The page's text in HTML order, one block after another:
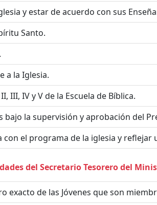
y estar de acuerdo con sus
Santo.
a la Iglesia.
III, IV y V de la Escuela de Bíblica.
bajo la supervisión y aprobación del
con el programa de la iglesia y
del Secretario Tesorero del
exacto de las Jóvenes que son